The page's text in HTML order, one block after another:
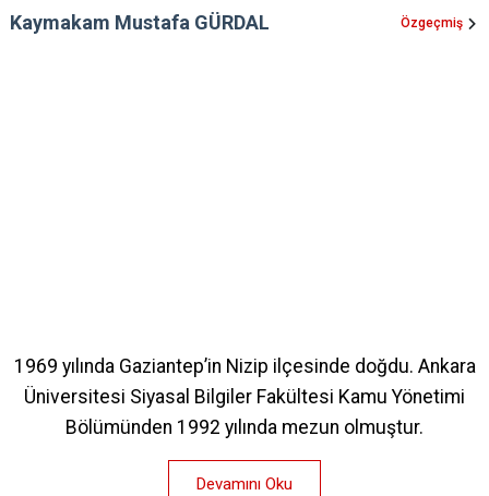
Kaymakam Mustafa GÜRDAL Özgeçmiş
1969 yılında Gaziantep’in Nizip ilçesinde doğdu. Ankara
Üniversitesi Siyasal Bilgiler Fakültesi Kamu Yönetimi
Bölümünden 1992 yılında mezun olmuştur.
Devamını Oku